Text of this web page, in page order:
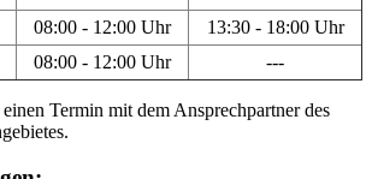
08:00 - 12:00 Uhr
13:30 - 18:00 Uhr
08:00 - 12:00 Uhr ---
Termin mit dem Ansprechpartner des